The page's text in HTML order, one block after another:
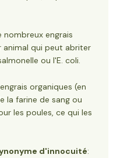
nombreux engrais
qui peut abriter
ou l'E. coli.
organiques (en
la farine de sang ou
les poules, ce qui les
d'innocuité: